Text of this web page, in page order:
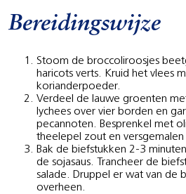
Bereidingswijze
Stoom de broccoliroosjes
haricots verts. Kruid het vlees
korianderpoeder.
Verdeel de lauwe groenten
lychees over vier borden en
pecannoten. Besprenkel met
theelepel zout en versgemalen
Bak de biefstukken 2-­3
de sojasaus. Trancheer de
salade. Druppel er wat van de
overheen.